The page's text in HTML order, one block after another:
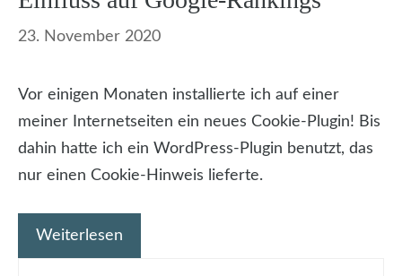
23. November 2020
Vor einigen Monaten installierte ich auf einer
meiner Internetseiten ein neues Cookie-Plugin! Bis
dahin hatte ich ein WordPress-Plugin benutzt, das
nur einen Cookie-Hinweis lieferte.
Weiterlesen